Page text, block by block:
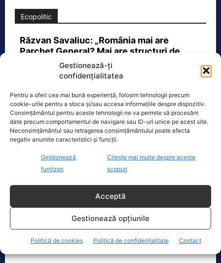
Gestionează-ți
confidențialitatea
Pentru a oferi cea mai bună experiență, folosim tehnologii precum
cookie-urile pentru a stoca și/sau accesa informațiile despre dispozitiv.
Consimțământul pentru aceste tehnologii ne va permite să procesăm
date precum comportamentul de navigare sau ID-uri unice pe acest site.
Neconsimțământul sau retragerea consimțământului poate afecta
negativ anumite caracteristici și funcții.
Gestionează
furnizori
Citește mai multe despre aceste
scopuri
Acceptă
Gestionează opțiunile
Politică de cookies Politică de confidențialitate Contact
Ecopolitic
Răzvan Savaliuc: „România mai are
Parchet General? Mai are structuri de…
„15 martie 2023 – Ministerul Investitiilor
si Proiectelor Europene, condus pe
anunta plin de trufie:[...]
Cât costă asigurarea de sănătate în 2026 dacă nu ai
venituri.…
Persoanele fără venituri pot beneficia
în 2026 de asigurare în sistemul public
de sănătate dacă optează pentru
plata contribuției de[...]